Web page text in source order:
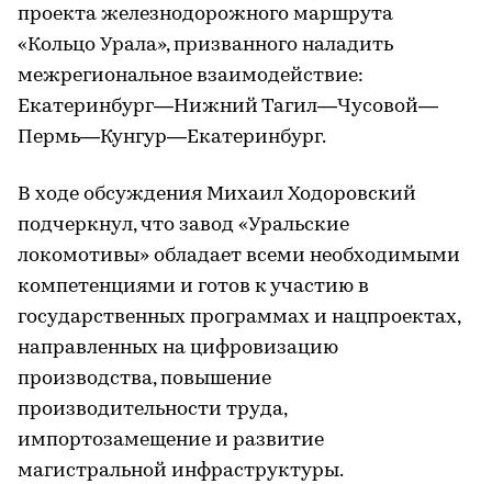
проекта железнодорожного маршрута
«Кольцо Урала», призванного наладить
межрегиональное взаимодействие:
Екатеринбург—Нижний Тагил—Чусовой—
Пермь—Кунгур—Екатеринбург.
В ходе обсуждения Михаил Ходоровский
подчеркнул, что завод «Уральские
локомотивы» обладает всеми необходимыми
компетенциями и готов к участию в
государственных программах и нацпроектах,
направленных на цифровизацию
производства, повышение
производительности труда,
импортозамещение и развитие
магистральной инфраструктуры.